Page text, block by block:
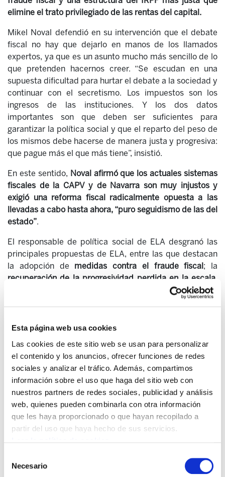
Esta página web usa cookies
Las cookies de este sitio web se usan para personalizar
el contenido y los anuncios, ofrecer funciones de redes
sociales y analizar el tráfico. Además, compartimos
información sobre el uso que haga del sitio web con
nuestros partners de redes sociales, publicidad y análisis
web, quienes pueden combinarla con otra información
que les haya proporcionado o que hayan recopilado a
partir del uso que haya hecho de sus servicios.
Necesario
elimine el trato privilegiado de las rentas del capital.
Mikel Noval defendió en su intervención que el debate
fiscal no hay que dejarlo en manos de los llamados
expertos, ya que es un asunto mucho mássencillo de lo
que pretenden hacernos creer. “Se escudan en una
supuesta dificultad para hurtar el debate a la sociedad y
continuar con el secretismo. Los impuestos son los
ingresos de las instituciones. Y los dos datos
importantes son que deben ser suficientes para
garantizar la política social y que el reparto del peso de
los mismos debe hacerse de manera justa y progresiva:
que pague más el que más tiene”, insistió.
En este sentido, Noval afirmó que los actuales sistemas
fiscales de la CAPV y de Navarra son muy injustos y
exigió una reforma fiscal radicalmente opuesta a las
llevadas a cabo hasta ahora, “puro seguidismo de las del
estado”.
El responsable de política social de ELA desgranó las
principales propuestas de ELA, entre las que destacan
la adopción de medidas contra el fraude fiscal; la
recuperación de la progresividad perdida en la escala
acabando con el trato privilegiado a las rentas del
; cambio radical del impuesto de sociedades,
todo el regresivo sistema de exenciones y deducciones;
En otro momento de su intervención, el responsable de
política social de ELA defendió que sea el Gobierno
vasco y no las diputaciones quienes tomen las
decisiones en política fiscal, así como la necesidad de
dar pasos para lograr una autonomía fiscal total.
porque “sin confrontación no habrá cambio”, afirmó.